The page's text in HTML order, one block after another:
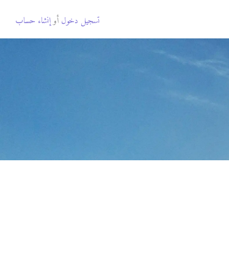
تسجيل دخول أوإنشاء حساب